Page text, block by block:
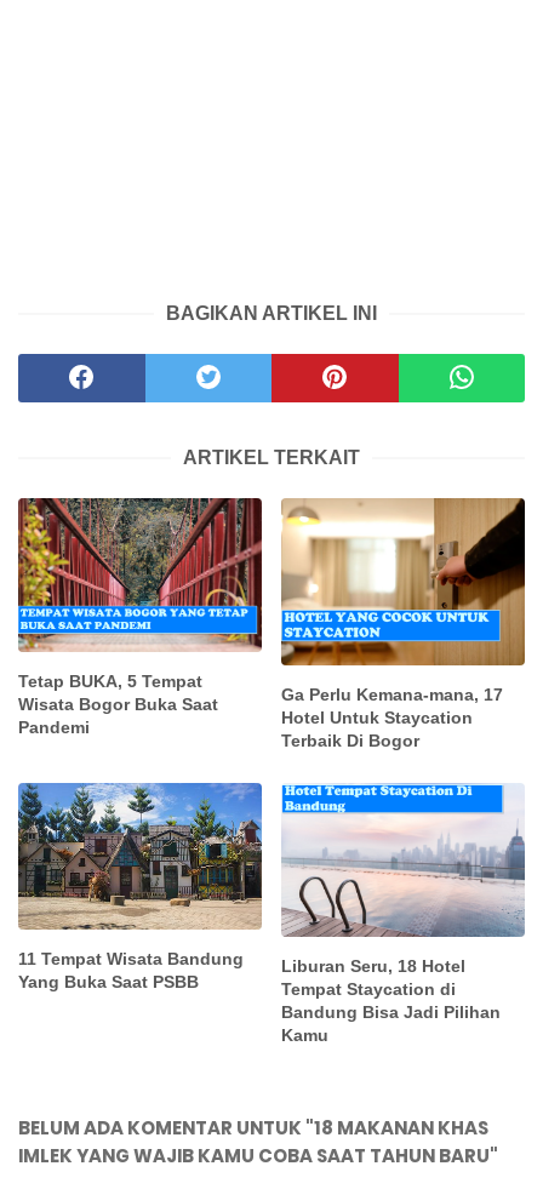
BAGIKAN ARTIKEL INI
ARTIKEL TERKAIT
Tetap BUKA, 5 Tempat
Wisata Bogor Buka Saat
Pandemi
Ga Perlu Kemana-mana, 17
Hotel Untuk Staycation
Terbaik Di Bogor
11 Tempat Wisata Bandung
Yang Buka Saat PSBB
Liburan Seru, 18 Hotel
Tempat Staycation di
Bandung Bisa Jadi Pilihan
Kamu
BELUM ADA KOMENTAR UNTUK "18 MAKANAN KHAS
IMLEK YANG WAJIB KAMU COBA SAAT TAHUN BARU"